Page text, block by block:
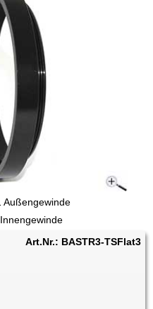
Außengewinde
Art.Nr.: BASTR3-TSFlat3